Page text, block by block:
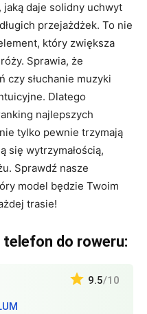
daje solidny uchwyt
przejażdżek. To nie
który zwiększa
Sprawia, że
czy słuchanie muzyki
Dlatego
najlepszych
tylko pewnie trzymają
się wytrzymałością,
Sprawdź nasze
model będzie Twoim
trasie!
do roweru:
9.5/10